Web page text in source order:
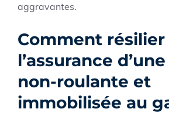
aggravantes.
Comment résilier
l’assurance
non-roulante et
immobilisée au